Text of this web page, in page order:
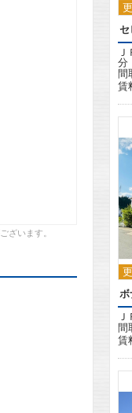
ざいます。
セ
分
間
賃
間
賃